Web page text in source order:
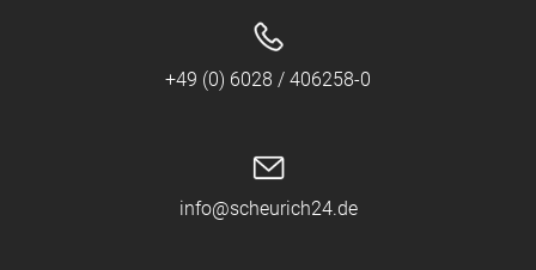
+49 (0) 6028 / 406258-0
info@scheurich24.de